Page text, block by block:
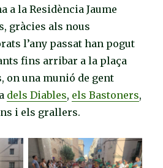
a la Residència Jaume
gràcies als nous
l’any passat han pogut
fins arribar a la plaça
on una munió de gent
dels Diables, els Bastoners,
i els grallers.